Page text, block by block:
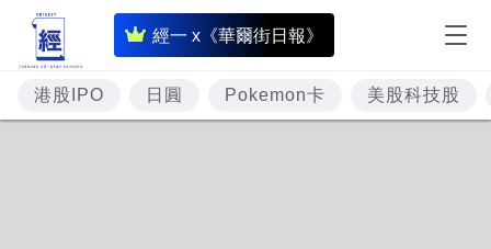
經一 x《華爾街日報》
即
時
財
經
港股IPO 日圓 Pokemon卡 美股科技股